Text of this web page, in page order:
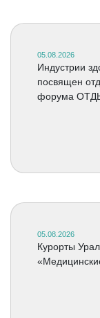
05.08.2026
Индустрии
посвящен
форума
05.08.2026
Курорты